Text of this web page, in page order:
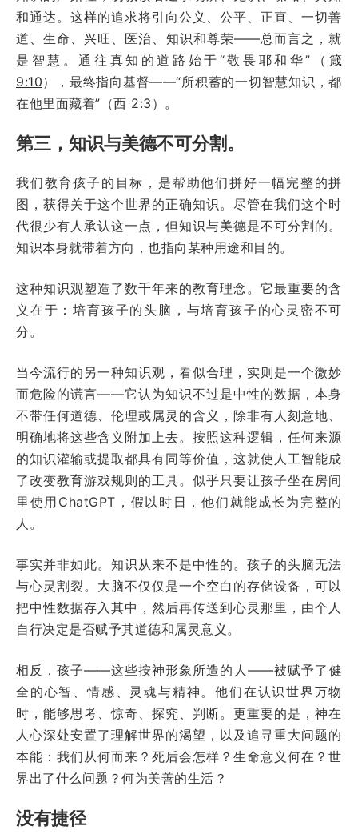
和通达。这样的追求将引向公义、公平、正直、一切善
道、生命、兴旺、医治、知识和尊荣——总而言之，就
是智慧。通往真知的道路始于“敬畏耶和华”（ 箴
9:10），最终指向基督——“所积蓄的一切智慧知识，都
在他里面藏着”（西 2:3）。
第三，知识与美德不可分割。
我们教育孩子的目标，是帮助他们拼好一幅完整的拼
图，获得关于这个世界的正确知识。尽管在我们这个时
代很少有人承认这一点，但知识与美德是不可分割的。
知识本身就带着方向，也指向某种用途和目的。
这种知识观塑造了数千年来的教育理念。它最重要的含
义在于：培育孩子的头脑，与培育孩子的心灵密不可
分。
当今流行的另一种知识观，看似合理，实则是一个微妙
而危险的谎言——它认为知识不过是中性的数据，本身
不带任何道德、伦理或属灵的含义，除非有人刻意地、
明确地将这些含义附加上去。按照这种逻辑，任何来源
的知识灌输或提取都具有同等价值，这就使人工智能成
了改变教育游戏规则的工具。似乎只要让孩子坐在房间
里使用ChatGPT，假以时日，他们就能成长为完整的
人。
事实并非如此。知识从来不是中性的。孩子的头脑无法
与心灵割裂。大脑不仅仅是一个空白的存储设备，可以
把中性数据存入其中，然后再传送到心灵那里，由个人
自行决定是否赋予其道德和属灵意义。
相反，孩子——这些按神形象所造的人——被赋予了健
全的心智、情感、灵魂与精神。他们在认识世界万物
时，能够思考、惊奇、探究、判断。更重要的是，神在
人心深处安置了理解世界的渴望，以及追寻重大问题的
本能：我们从何而来？死后会怎样？生命意义何在？世
界出了什么问题？何为美善的生活？
没有捷径